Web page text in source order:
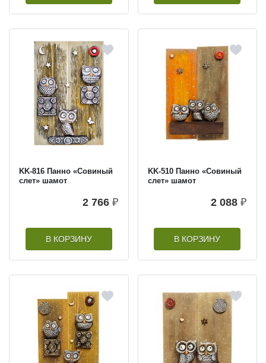
KK-816 Панно «Совиный
слет» шамот
2 766 ₽
В КОРЗИНУ
KK-510 Панно «Совиный
слет» шамот
2 088 ₽
В КОРЗИНУ